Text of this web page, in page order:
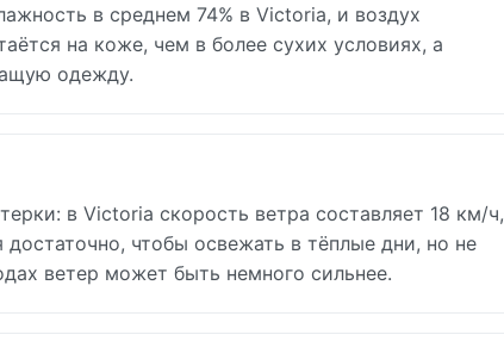
в среднем 74% в Victoria, и воздух
на коже, чем в более сухих условиях, а
одежду.
в Victoria скорость ветра составляет 18 км/ч,
чтобы освежать в тёплые дни, но не
ветер может быть немного сильнее.